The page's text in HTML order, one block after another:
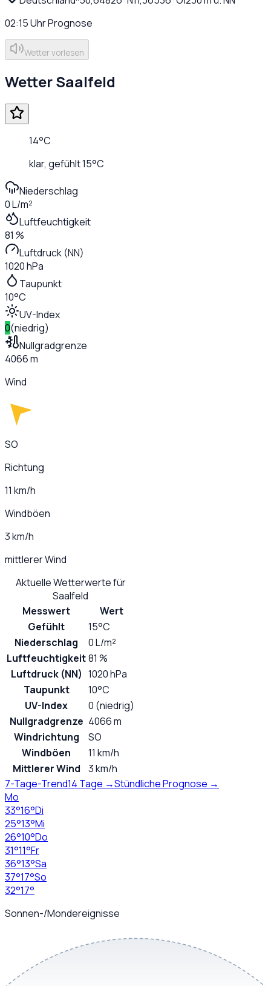
02:15UhrPrognose
Wetter vorlesen
WetterSaalfeld
14°C
klar, gefühlt15°C
Niederschlag
0 L/m²
Luftfeuchtigkeit
81 %
Luftdruck (NN)
1020 hPa
Taupunkt
10°C
UV-Index
0(niedrig)
Nullgradgrenze
4066 m
Wind
SO
Richtung
11 km/h
Windböen
3 km/h
mittlerer Wind
Aktuelle Wetterwerte für
Saalfeld
Messwert
Wert
Gefühlt
15°C
Niederschlag
0 L/m²
Luftfeuchtigkeit81 %
Luftdruck (NN) 1020 hPa
Taupunkt
10°C
UV-Index
0 (niedrig)
Nullgradgrenze 4066 m
Windrichtung
SO
Windböen
11 km/h
Mittlerer Wind
3 km/h
7-Tage-Trend14 Tage →Stündliche Prognose →
Mo
33°16°Di
25°13°Mi
26°10°Do
31°11°Fr
36°13°Sa
37°17°So
32°17°
Sonnen-/Mondereignisse